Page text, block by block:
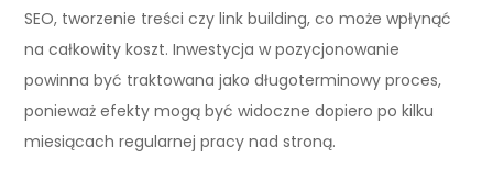
SEO, tworzenie treści czy link building, co może wpłynąć
na całkowity koszt. Inwestycja w pozycjonowanie
powinna być traktowana jako długoterminowy proces,
ponieważ efekty mogą być widoczne dopiero po kilku
miesiącach regularnej pracy nad stroną.